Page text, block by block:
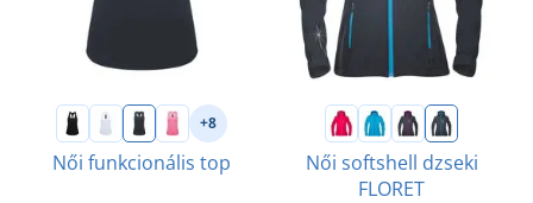
+8
Női funkcionális top
Női softshell dzseki
FLORET